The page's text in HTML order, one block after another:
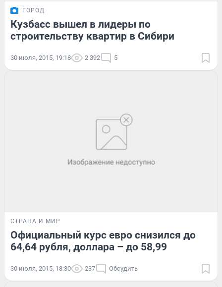
ГОРОД
Кузбасс вышел в лидеры по
строительству квартир в Сибири
30 июля, 2015, 19:18 2 392 5
СТРАНА И МИР
Официальный курс евро снизился до
64,64 рубля, доллара – до 58,99
30 июля, 2015, 18:30 237 Обсудить